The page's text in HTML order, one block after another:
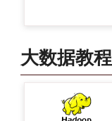
大数据教程